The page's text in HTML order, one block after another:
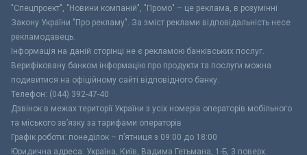
"Спецпроект", "Новини компаній", "Промо" – це реклама, в розумінні
Закону України "Про рекламу". За зміст реклами відповідальність несе
рекламодавець.
Інформація на даній сторінці не є рекламою банківських послуг.
Верифіковану банком інформацію про продукти та послуги можна
подивитися на офіційному сайті відповідного банку.
Телефон: (044) 392-47-40
Дзвінок в межах території України з усіх номерів операторів мобільного
та міського зв’язку за тарифами операторів
Графік роботи: понеділок – п’ятниця з 09:00 до 18:00
Юридична адреса: Україна, Київ, Вадима Гетьмана, 1-Б, 3 поверх